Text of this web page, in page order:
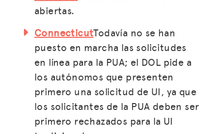
abiertas.
ConnecticutTodavía no se han
puesto en marcha las solicitudes
en línea para la PUA; el DOL pide a
los autónomos que presenten
primero una solicitud de UI, ya que
los solicitantes de la PUA deben ser
primero rechazados para la UI